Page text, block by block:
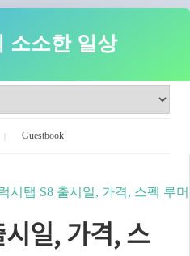
소소한 일상
Guestbook
시탭 S8 출시일, 가격, 스펙 루머
일, 가격, 스